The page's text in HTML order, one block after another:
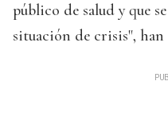
público de salud y que
situación de crisis", han